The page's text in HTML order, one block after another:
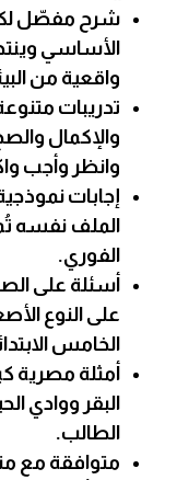
شرح مفصّل
الأساسي
واقعية من
تدريبات
والإكمال
وانظر وأجب
إجابات
الملف نفسه
الفوري.
أسئلة على
على النوع
الخامس
أمثلة مصرية
البقر ووادي
الطالب.